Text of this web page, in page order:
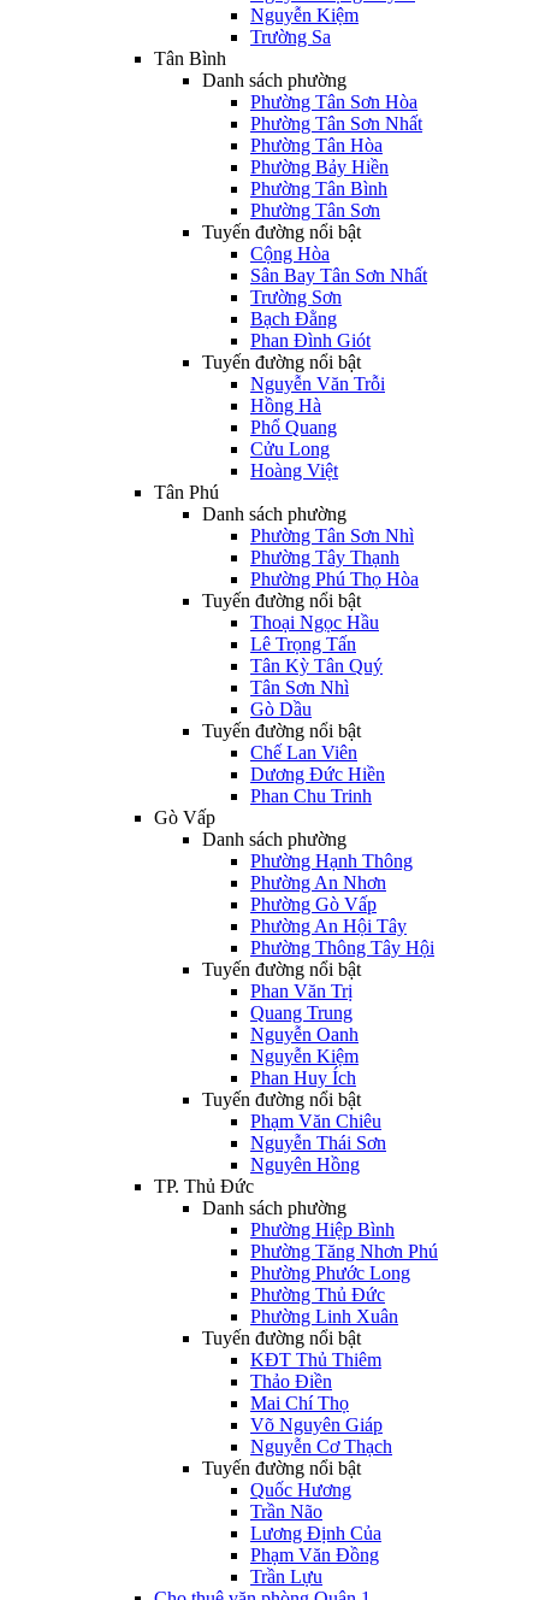
Nguyễn Kiệm
Trường Sa
Tân Bình
Danh sách phường
Phường Tân Sơn Hòa
Phường Tân Sơn Nhất
Phường Tân Hòa
Phường Bảy Hiền
Phường Tân Bình
Phường Tân Sơn
Tuyến đường nổi bật
Cộng Hòa
Sân Bay Tân Sơn Nhất
Trường Sơn
Bạch Đằng
Phan Đình Giót
Tuyến đường nổi bật
Nguyễn Văn Trỗi
Hồng Hà
Phổ Quang
Cửu Long
Hoàng Việt
Tân Phú
Danh sách phường
Phường Tân Sơn Nhì
Phường Tây Thạnh
Phường Phú Thọ Hòa
Tuyến đường nổi bật
Thoại Ngọc Hầu
Lê Trọng Tấn
Tân Kỳ Tân Quý
Tân Sơn Nhì
Gò Dầu
Tuyến đường nổi bật
Chế Lan Viên
Dương Đức Hiền
Phan Chu Trinh
Gò Vấp
Danh sách phường
Phường Hạnh Thông
Phường An Nhơn
Phường Gò Vấp
Phường An Hội Tây
Phường Thông Tây Hội
Tuyến đường nổi bật
Phan Văn Trị
Quang Trung
Nguyễn Oanh
Nguyễn Kiệm
Phan Huy Ích
Tuyến đường nổi bật
Phạm Văn Chiêu
Nguyễn Thái Sơn
Nguyên Hồng
TP. Thủ Đức
Danh sách phường
Phường Hiệp Bình
Phường Tăng Nhơn Phú
Phường Phước Long
Phường Thủ Đức
Phường Linh Xuân
Tuyến đường nổi bật
KĐT Thủ Thiêm
Thảo Điền
Mai Chí Thọ
Võ Nguyên Giáp
Nguyễn Cơ Thạch
Tuyến đường nổi bật
Quốc Hương
Trần Não
Lương Định Của
Phạm Văn Đồng
Trần Lựu